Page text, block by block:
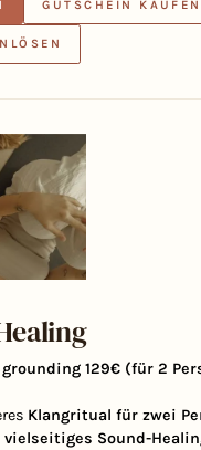
GUTSCHEIN KAUFEN
129€ (für 2
Klangritual für zwei
Sound-